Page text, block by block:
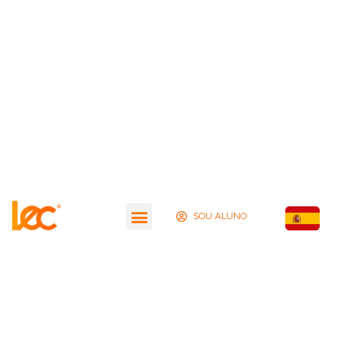
SOU ALUNO